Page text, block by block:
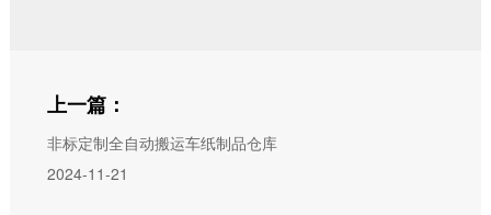
上一篇：
非标定制全自动搬运车纸制品仓库
2024-11-21